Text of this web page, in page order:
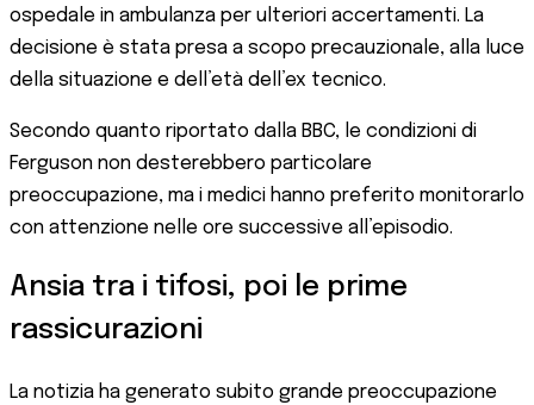
ospedale in ambulanza per ulteriori accertamenti. La
decisione è stata presa a scopo precauzionale, alla luce
della situazione e dell’età dell’ex tecnico.
Secondo quanto riportato dalla BBC, le condizioni di
Ferguson non desterebbero particolare
preoccupazione, ma i medici hanno preferito monitorarlo
con attenzione nelle ore successive all’episodio.
Ansia tra i tifosi, poi le prime
rassicurazioni
La notizia ha generato subito grande preoccupazione